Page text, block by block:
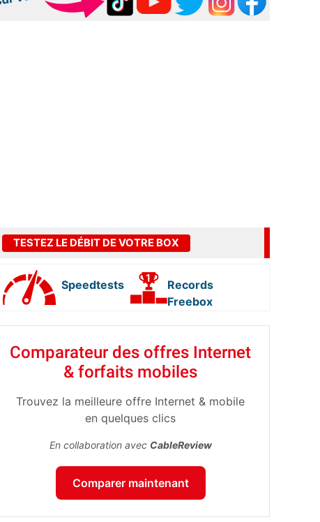
TESTEZ LE DÉBIT DE VOTRE BOX
Speedtests
Records
Freebox
Comparateur des offres Internet
& forfaits mobiles
Trouvez la meilleure offre Internet & mobile
en quelques clics
En collaboration avec CableReview
Comparer maintenant